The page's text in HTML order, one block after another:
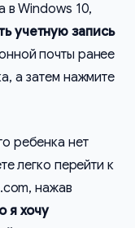
в Windows 10,
учетную запись
почты ранее
а затем нажмите
ребенка нет
легко перейти к
нажав
я хочу